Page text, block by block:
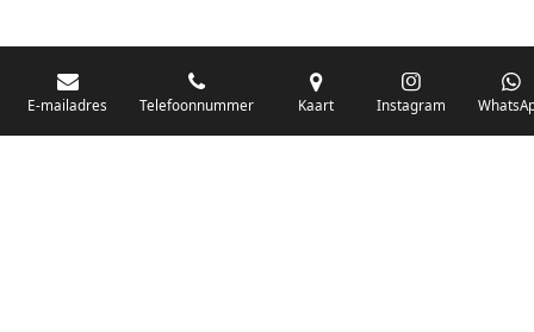
E-mailadres Telefoonnummer Kaart Instagram
BELANGRIJK ONDERDEEL VAN JURAINI RADIOHUIS
De zender richt zich op jongeren, jongvolwassenen, volwassenen en we
vooral urban muziek als non-stop.